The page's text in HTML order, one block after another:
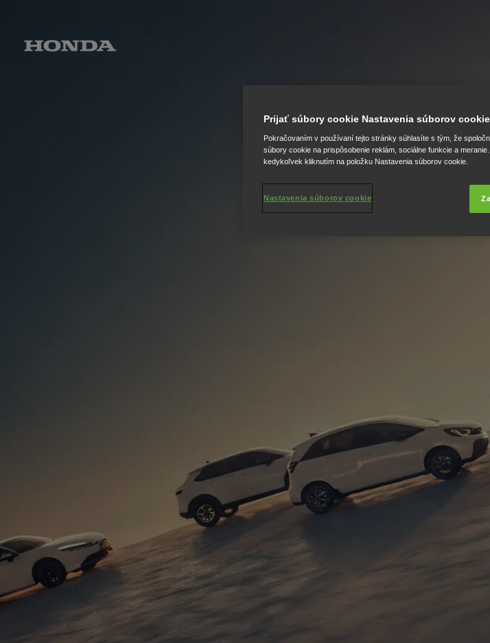
Prijať súbory cookie Nastavenia súborov cookie
Pokračovaním v používaní tejto stránky súhlasíte s tým, že
súbory cookie na prispôsobenie reklám, sociálne funkcie a
kedykoľvek kliknutím na položku Nastavenia súborov cookie.
Nastavenia súborov cookie